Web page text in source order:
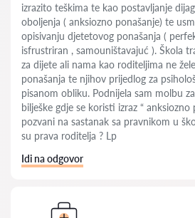
izrazito teškima te kao postavljanje
oboljenja ( anksiozno ponašanje) te
opisivanju djetetovog ponašanja (
isfrustriran , samouništavajuć ). Škola
za dijete ali nama kao roditeljima ne
ponašanja te njihov prijedlog za
pisanom obliku. Podnijela sam molbu
bilješke gdje se koristi izraz “ anksiozno
pozvani na sastanak sa pravnikom u
su prava roditelja ? Lp
Idi na odgovor